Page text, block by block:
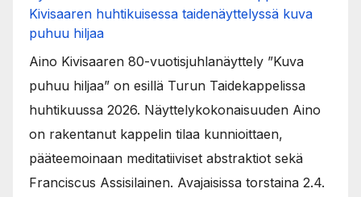
Kivisaaren huhtikuisessa taidenäyttelyssä kuva
puhuu hiljaa
Aino Kivisaaren 80-vuotisjuhlanäyttely ”Kuva
puhuu hiljaa” on esillä Turun Taidekappelissa
huhtikuussa 2026. Näyttelykokonaisuuden Aino
on rakentanut kappelin tilaa kunnioittaen,
pääteemoinaan meditatiiviset abstraktiot sekä
Franciscus Assisilainen. Avajaisissa torstaina 2.4.